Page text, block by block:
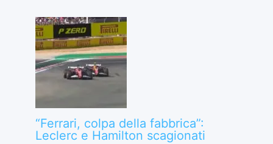
“Ferrari, colpa della fabbrica”:
Leclerc e Hamilton scagionati